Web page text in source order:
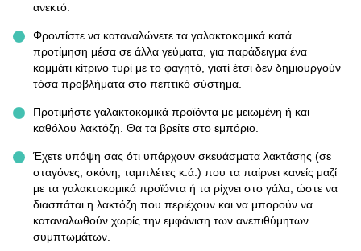
ανεκτό.
Φροντίστε να καταναλώνετε τα γαλακτοκομικά κατά
προτίμηση μέσα σε άλλα γεύματα, για παράδειγμα ένα
κομμάτι κίτρινο τυρί με το φαγητό, γιατί έτσι δεν δημιουργούν
τόσα προβλήματα στο πεπτικό σύστημα.
Προτιμήστε γαλακτοκομικά προϊόντα με μειωμένη ή και
καθόλου λακτόζη. Θα τα βρείτε στο εμπόριο.
Έχετε υπόψη σας ότι υπάρχουν σκευάσματα λακτάσης (σε
σταγόνες, σκόνη, ταμπλέτες κ.ά.) που τα παίρνει κανείς μαζί
με τα γαλακτοκομικά προϊόντα ή τα ρίχνει στο γάλα, ώστε να
διασπάται η λακτόζη που περιέχουν και να μπορούν να
καταναλωθούν χωρίς την εμφάνιση των ανεπιθύμητων
συμπτωμάτων.